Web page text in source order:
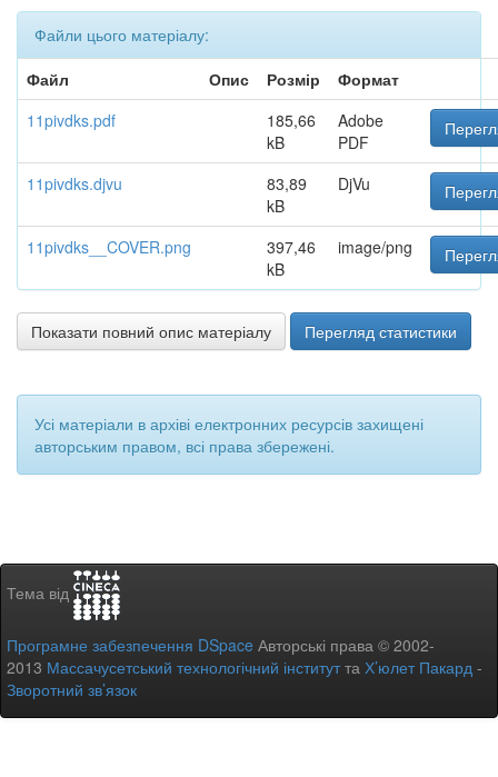
Файли цього матеріалу:
Файл
Опис Розмір
Формат
11pivdks.pdf
185,66
kB
Adobe
PDF
11pivdks.djvu
83,89
kB
DjVu
11pivdks__COVER.png
397,46
kB
image/png
Показати повний опис матеріалу Перегляд статистики
Усі матеріали в архіві електронних ресурсів захищені
авторським правом, всі права збережені.
Тема від
Програмне забезпечення DSpace Авторські права © 2002-
2013 Массачусетський технологічний інститутта Х’юлет Пакард -
Зворотний зв’язок